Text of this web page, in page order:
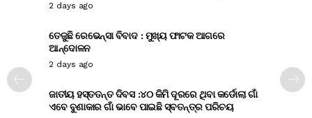
2 days ago
ତେଜୁଛି ରେଭେନ୍ସା ବିବାଦ : ମୁଖ୍ୟ ଫାଟକ ଆଗରେ
ଆନ୍ଦୋଳନ
2 days ago
ଜାତୀୟ ହସ୍ତତନ୍ତ ଦିବସ :୪୦ କିମି ଦୂରରେ ଥିବା କର୍ଡୋଲା ଗାଁ
ଏବେ ବୁଣାକାର ଗାଁ ଭାବେ ପାଇଛି ସ୍ବତନ୍ତ୍ର ପରିଚୟ